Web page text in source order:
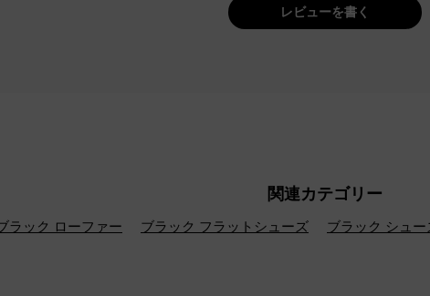
レビューを書く
関連カテゴリー
ラック ローファー ブラック フラットシューズ ブラック シュー